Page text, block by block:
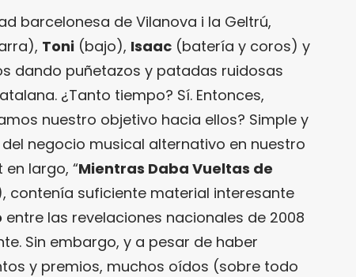
barcelonesa de Vilanova i la Geltrú,
Toni (bajo), Isaac (batería y coros) y
dando puñetazos y patadas ruidosas
¿Tanto tiempo? Sí. Entonces,
nuestro objetivo hacia ellos? Simple y
negocio musical alternativo en nuestro
largo, “Mientras Daba Vueltas de
contenía suficiente material interesante
entre las revelaciones nacionales de 2008
Sin embargo, y a pesar de haber
y premios, muchos oídos (sobre todo